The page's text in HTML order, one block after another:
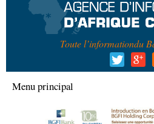
Toute l’informationdu
Menu principal